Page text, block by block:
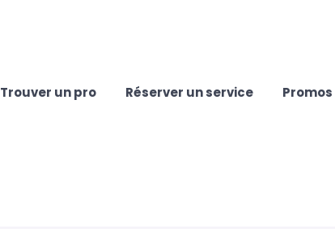
Trouver un pro Réserver un service Promos